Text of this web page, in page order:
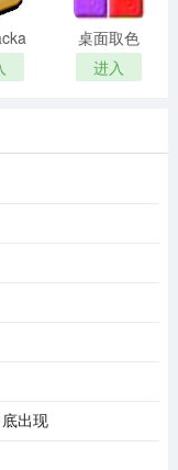
文件不会以任何
软件包，得到
前文件夹，得到
桌面取色
工具
colorpix
进入
出现